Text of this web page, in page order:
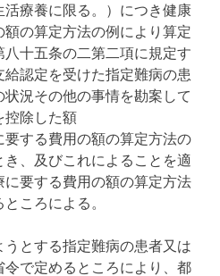
療養に限る。）につき健康
の算定方法の例により算定
十五条の二第二項に規定す
認定を受けた指定難病の患
況その他の事情を勘案して
控除した額
する費用の額の算定方法の
、及びこれによることを適
要する費用の額の算定方法
ころによる。
とする指定難病の患者又は
で定めるところにより、都